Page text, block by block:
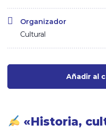
Organizador
Cultural
Añadir al
«Historia,